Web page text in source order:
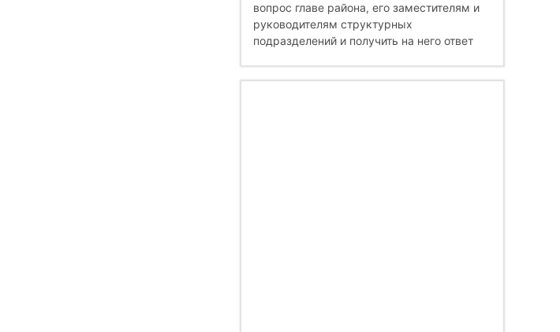
вопрос главе района, его заместителям и
руководителям структурных
подразделений и получить на него ответ